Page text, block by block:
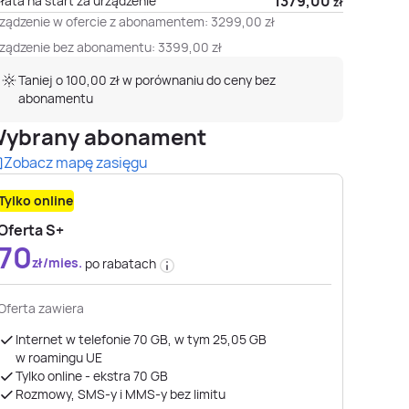
w ofercie z abonamentem: 3299,00 zł
bez abonamentu: 3399,00 zł
Taniej o 100,00 zł w porównaniu do ceny bez
abonamentu
abonament
Zobacz mapę zasięgu
online
S+
zł/mies. po rabatach
zawiera
Internet w telefonie 70 GB, w tym 25,05 GB
w roamingu UE
Tylko online - ekstra 70 GB
Rozmowy, SMS-y i MMS-y bez limitu